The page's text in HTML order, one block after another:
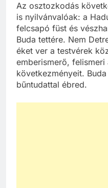
Az osztozkodás
is nyilvánvalóak: a
felcsapó füst és
Buda tettére. Nem
éket ver a testvérek
emberismerő,
következményeit.
bűntudattal ébred.